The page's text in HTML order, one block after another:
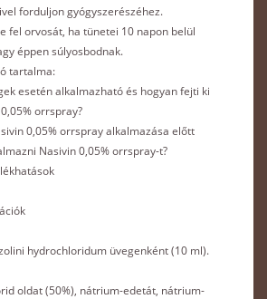
forduljon gyógyszerészéhez.
fel orvosát, ha tünetei 10 napon belül
éppen súlyosbodnak.
tartalma:
esetén alkalmazható és hogyan fejti ki
orrspray?
0,05% orrspray alkalmazása előtt
Nasivin 0,05% orrspray-t?
hydrochloridum üvegenként (10 ml).
oldat (50%), nátrium-edetát, nátrium-